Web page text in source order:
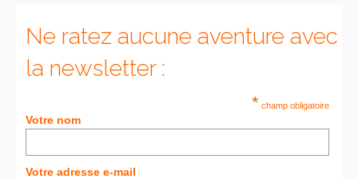
GUIDES FOOD
– Berlin
Ne ratez aucune aventure avec
la newsletter :
* champ obligatoire
Votre nom
Votre adresse e-mail